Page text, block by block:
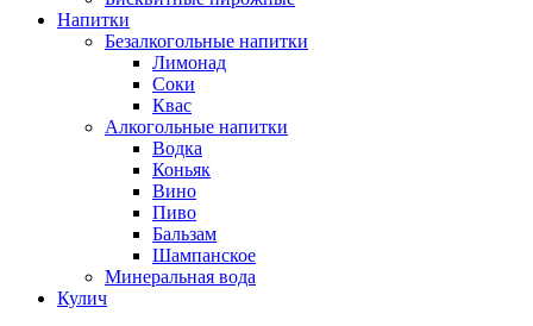
Напитки
Безалкогольные напитки
Лимонад
Соки
Квас
Алкогольные напитки
Водка
Коньяк
Вино
Пиво
Бальзам
Шампанское
Минеральная вода
Кулич